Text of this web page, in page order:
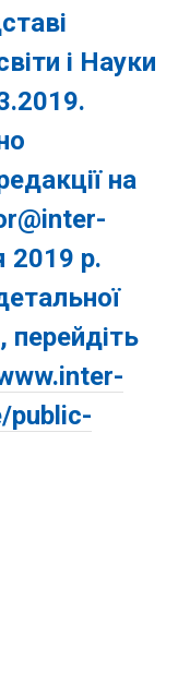
і Науки
на
2019 р.
перейдіть
public-